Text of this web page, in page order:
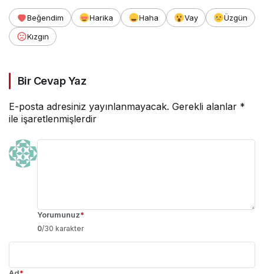
Beğendim Harika Haha Vay
Üzgün
Kızgın
Bir Cevap Yaz
E-posta adresiniz yayınlanmayacak. Gerekli alanlar *
ile işaretlenmişlerdir
Yorumunuz*
0/30 karakter